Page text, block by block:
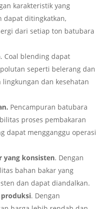
karakteristik yang
dapat ditingkatkan,
dari setiap ton batubara
. Coal blending dapat
seperti belerang dan
dan kesehatan
Pencampuran batubara
proses pembakaran
dapat mengganggu operasi
yang konsisten. Dengan
bahan bakar yang
dan dapat diandalkan.
. Dengan